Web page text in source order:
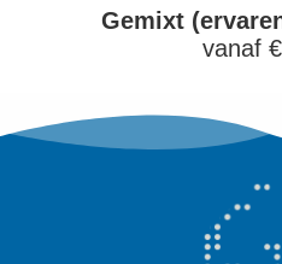
Gemixt
vanaf